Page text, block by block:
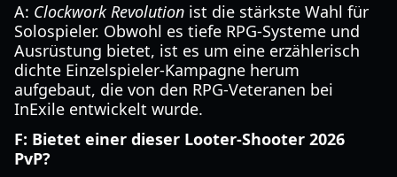
A: Clockwork Revolution ist die stärkste Wahl für
Solospieler. Obwohl es tiefe RPG-Systeme und
Ausrüstung bietet, ist es um eine erzählerisch
dichte Einzelspieler-Kampagne herum
aufgebaut, die von den RPG-Veteranen bei
InExile entwickelt wurde.
F: Bietet einer dieser Looter-Shooter 2026
PvP?